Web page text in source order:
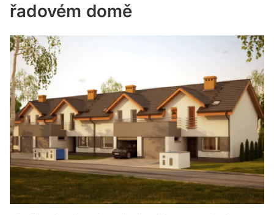
řadovém domě